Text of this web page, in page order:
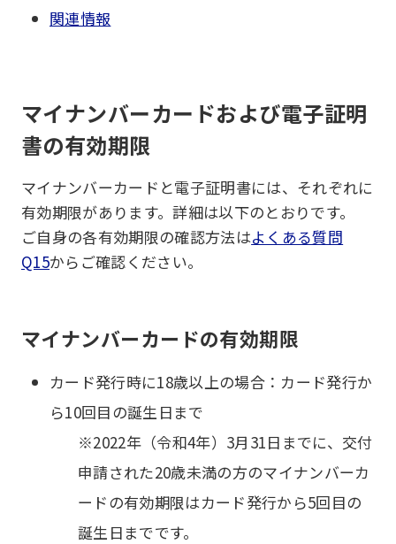
関連情報
マイナンバーカードおよび電子証明
書の有効期限
マイナンバーカードと電子証明書には、それぞれに
有効期限があります。詳細は以下のとおりです。
ご自身の各有効期限の確認方法はよくある質問
Q15からご確認ください。
マイナンバーカードの有効期限
カード発行時に18歳以上の場合：カード発行か
ら10回目の誕生日まで
※2022年（令和4年）3月31日までに、交付
申請された20歳未満の方のマイナンバーカ
ードの有効期限はカード発行から5回目の
誕生日までです。